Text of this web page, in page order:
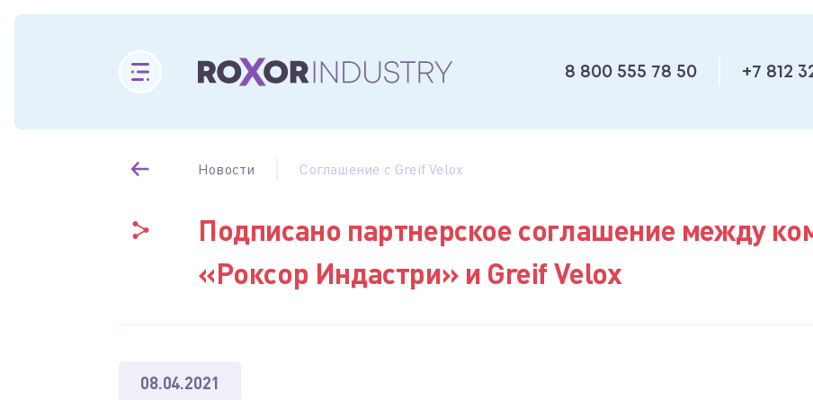
8 800 555 78 50 +7 812
Новости Соглашение с Greif Velox
Подписано партнерское соглашение между
«Роксор Индастри» и Greif Velox
08.04.2021